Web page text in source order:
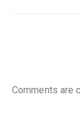
Comments are